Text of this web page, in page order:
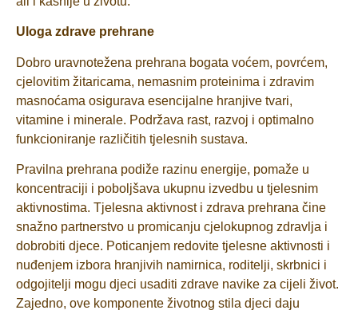
Uloga zdrave prehrane
Dobro uravnotežena prehrana bogata voćem, povrćem,
cjelovitim žitaricama, nemasnim proteinima i zdravim
masnoćama osigurava esencijalne hranjive tvari,
vitamine i minerale. Podržava rast, razvoj i optimalno
funkcioniranje različitih tjelesnih sustava.
Pravilna prehrana podiže razinu energije, pomaže u
koncentraciji i poboljšava ukupnu izvedbu u tjelesnim
aktivnostima. Tjelesna aktivnost i zdrava prehrana čine
snažno partnerstvo u promicanju cjelokupnog zdravlja i
dobrobiti djece. Poticanjem redovite tjelesne aktivnosti i
nuđenjem izbora hranjivih namirnica, roditelji, skrbnici i
odgojitelji mogu djeci usaditi zdrave navike za cijeli život.
Zajedno, ove komponente životnog stila djeci daju